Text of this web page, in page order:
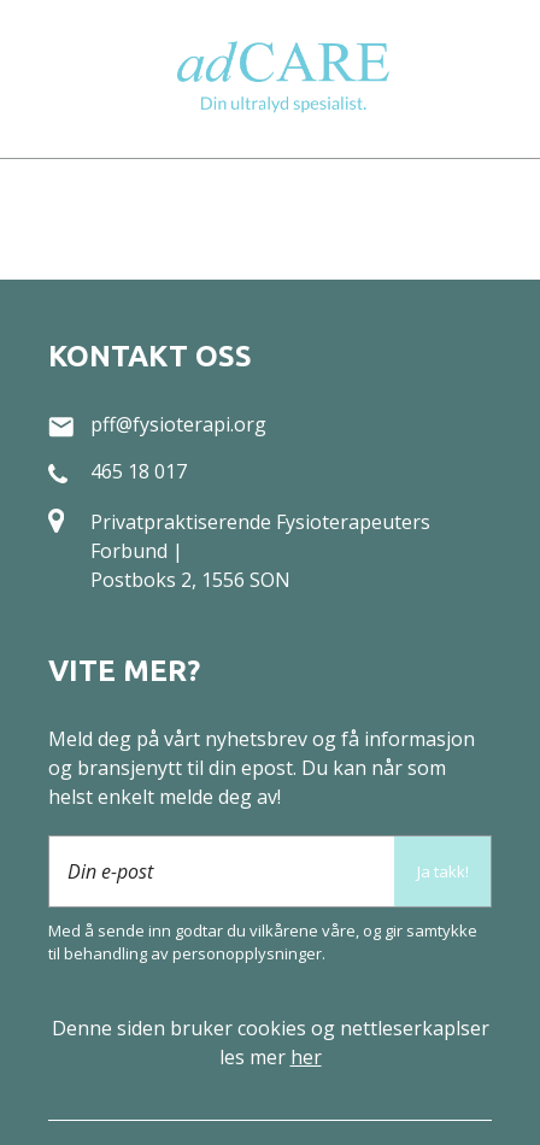
KONTAKT OSS
pff@fysioterapi.org
465 18 017
Privatpraktiserende Fysioterapeuters
Forbund |
Postboks 2, 1556 SON
VITE MER?
Meld deg på vårt nyhetsbrev og få informasjon
og bransjenytt til din epost. Du kan når som
helst enkelt melde deg av!
Din e-post Ja takk!
Med å sende inn godtar du vilkårene våre, og gir samtykke
til behandling avperson­opplysninger.
Denne siden bruker cookies og nettleserkaplser
les mer her